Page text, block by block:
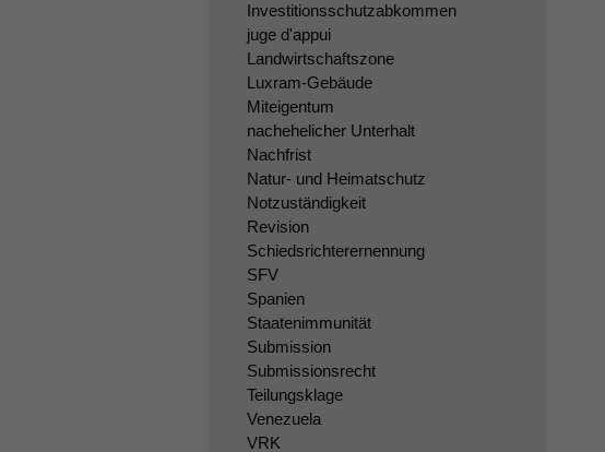
Investitionsschutzabkommen
juge d'appui
Landwirtschaftszone
Luxram-Gebäude
Miteigentum
nachehelicher Unterhalt
Nachfrist
Natur- und Heimatschutz
Notzuständigkeit
Revision
Schiedsrichterernennung
SFV
Spanien
Staatenimmunität
Submission
Submissionsrecht
Teilungsklage
Venezuela
VRK